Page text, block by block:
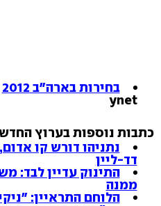
בחירות בארה"ב 2012
ynet
כתבות נוספות בערוץ
נתניהו דורש קו
דד-ליין
התינוק עדיין לבד:
ממנה
הלוחם התראיין: